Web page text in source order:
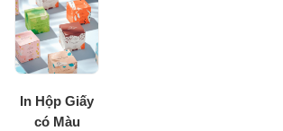
In Hộp Giấy
có Màu